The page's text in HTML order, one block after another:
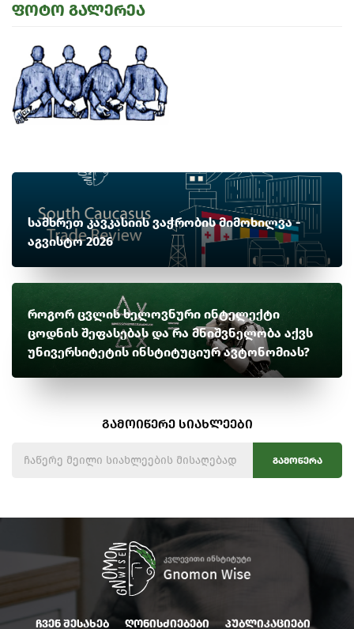
ფოტო გალერეა
სამხრეთ კავკასიის ვაჭრობის მიმოხილვა -
აგვისტო 2026
როგორ ცვლის ხელოვნური ინტელექტი
ცოდნის შეფასებას და რა მნიშვნელობა აქვს
უნივერსიტეტის ინსტიტუციურ ავტონომიას?
გამოიწერე სიახლეები
გამოწერა
ჩვენ შესახებ ღონისძიებები პუბლიკაციები